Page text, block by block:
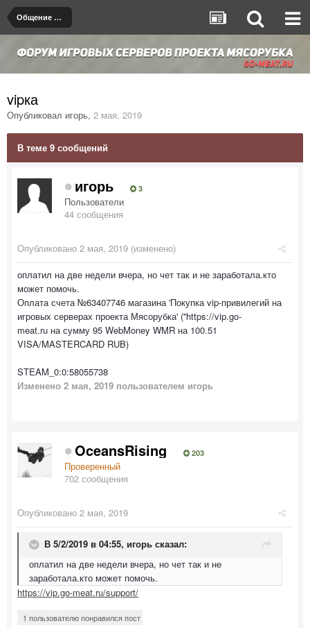
Общение на любые темы
vipка
Опубликовал игорь, 2 мая, 2019
В теме 9 сообщений
игорь 3
Пользователи
44 сообщения
Опубликовано 2 мая, 2019 (изменено)
оплатил на две недели вчера, но чет так и не заработала.кто
может помочь.
Оплата счета №63407746 магазина 'Покупка vip-привилегий на
игровых серверах проекта Мясорубка' (''https://vip.go-
meat.ru на сумму 95 WebMoney WMR на 100.51
VISA/MASTERCARD RUB)
STEAM_0:0:58055738
Изменено 2 мая, 2019 пользователем игорь
OceansRising 203
Проверенный
702 сообщения
Опубликовано 2 мая, 2019
В 5/2/2019 в 04:55, игорь сказал:
оплатил на две недели вчера, но чет так и не
заработала.кто может помочь.
https://vip.go-meat.ru/support/
1 пользователю понравился пост